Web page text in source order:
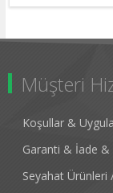
Müşteri
Koşullar &
Garanti & İade &
Seyahat Ürünleri